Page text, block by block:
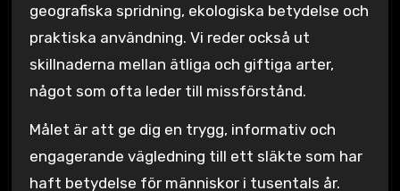
geografiska spridning, ekologiska betydelse och
praktiska användning. Vi reder också ut
skillnaderna mellan ätliga och giftiga arter,
något som ofta leder till missförstånd.
Målet är att ge dig en trygg, informativ och
engagerande vägledning till ett släkte som har
haft betydelse för människor i tusentals år.